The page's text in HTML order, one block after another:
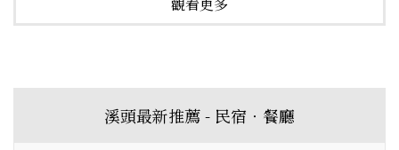
溪頭最新推薦 - 民宿‧餐廳